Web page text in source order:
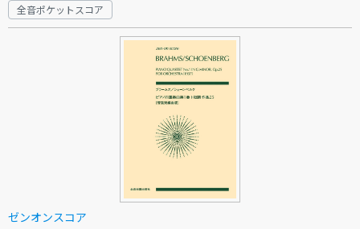
全音ポケットスコア
ゼンオンスコア